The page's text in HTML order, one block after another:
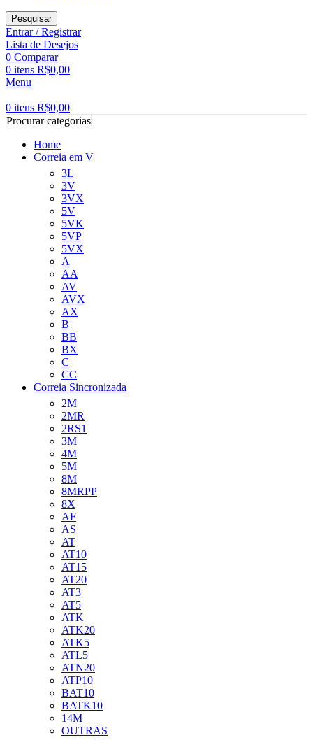
Pesquisar
Entrar / Registrar
Lista de Desejos
0 Comparar
0 itens R$0,00
Menu
0 itens R$0,00
Procurar categorias
Home
Correia em V
3L
3V
3VX
5V
5VK
5VP
5VX
A
AA
AV
AVX
AX
B
BB
BX
C
CC
Correia Sincronizada
2M
2MR
2RS1
3M
4M
5M
8M
8MRPP
8X
AF
AS
AT
AT10
AT15
AT20
AT3
AT5
ATK
ATK20
ATK5
ATL5
ATN20
ATP10
BAT10
BATK10
14M
OUTRAS